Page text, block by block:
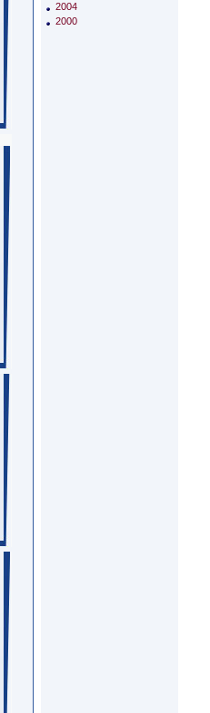
2004
2000